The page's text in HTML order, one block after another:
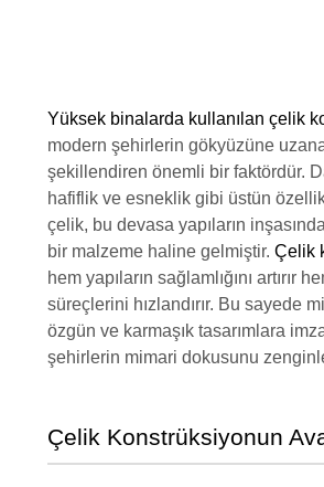
Yüksek binalarda kullanılan çelik
modern şehirlerin gökyüzüne
şekillendiren önemli bir faktördür.
hafiflik ve esneklik gibi üstün
çelik, bu devasa yapıların
bir malzeme haline gelmiştir. Çelik
hem yapıların sağlamlığını artırır
süreçlerini hızlandırır. Bu sayede
özgün ve karmaşık tasarımlara
şehirlerin mimari dokusunu
Çelik Konstrüksiyonun